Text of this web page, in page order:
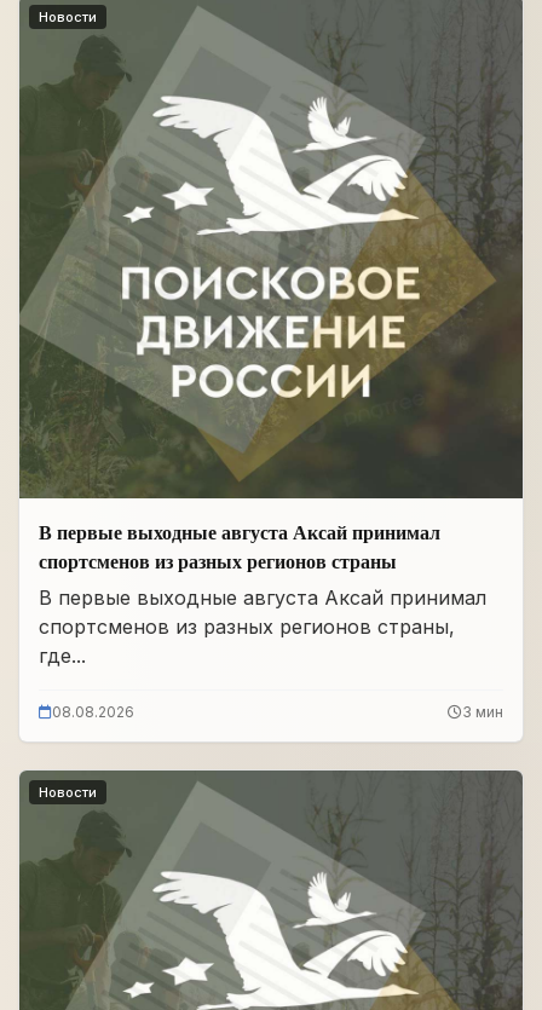
Новости
В первые выходные августа Аксай принимал
спортсменов из разных регионов страны
В первые выходные августа Аксай принимал
спортсменов из разных регионов страны,
где...
08.08.2026 3 мин
Новости